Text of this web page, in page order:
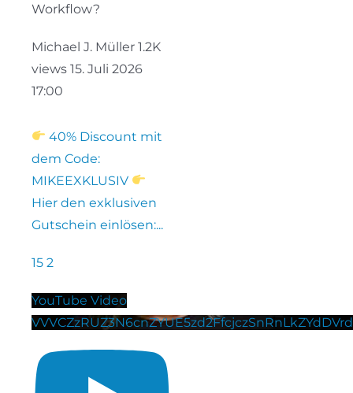
Workflow?
Michael J. Müller 1.2K
views 15. Juli 2026
17:00
40% Discount mit
dem Code:
MIKEEXKLUSIV
Hier den exklusiven
Gutschein einlösen:...
15 2
YouTube Video